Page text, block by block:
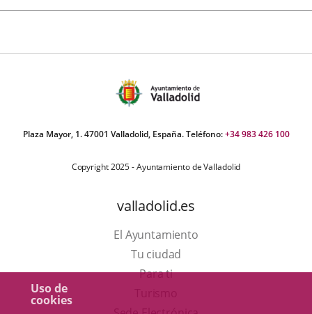
Uso de
cookies
Plaza Mayor, 1. 47001 Valladolid, España. Teléfono:+34 983 426 100
Copyright 2025 - Ayuntamiento de Valladolid
valladolid.es
El Ayuntamiento
Tu ciudad
Para ti